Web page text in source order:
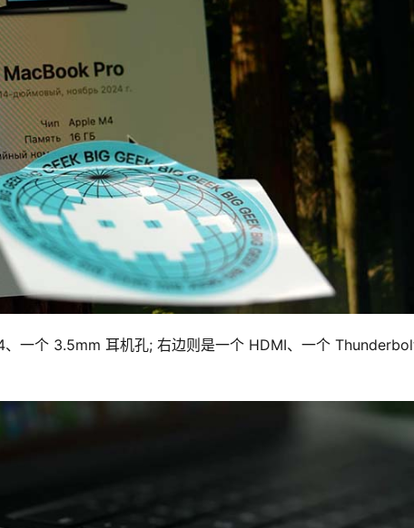
一个 3.5mm 耳机孔; 右边则是一个 HDMI、一个